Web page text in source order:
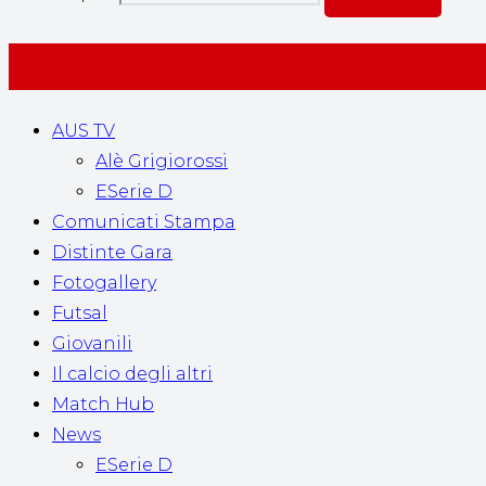
AUS TV
Alè Grigiorossi
ESerie D
Comunicati Stampa
Distinte Gara
Fotogallery
Futsal
Giovanili
Il calcio degli altri
Match Hub
News
ESerie D